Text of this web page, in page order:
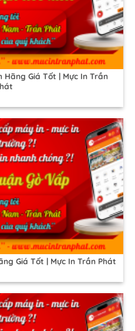
Hãng Giá Tốt | Mực In Trần
Giá Tốt | Mực In Trần Phát